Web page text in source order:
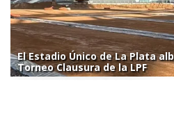
El Estadio Único de La Plata
Torneo Clausura de la LPF